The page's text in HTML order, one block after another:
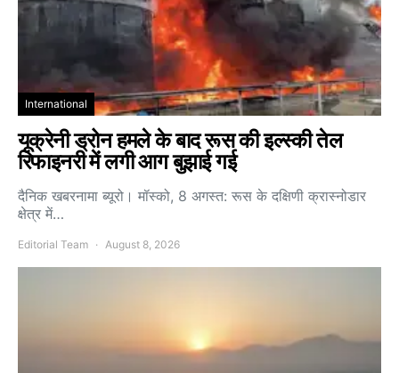
International
यूक्रेनी ड्रोन हमले के बाद रूस की इल्स्की तेल
रिफाइनरी में लगी आग बुझाई गई
दैनिक खबरनामा ब्यूरो। मॉस्को, 8 अगस्त: रूस के दक्षिणी क्रास्नोडार
क्षेत्र में…
Editorial Team August 8, 2026